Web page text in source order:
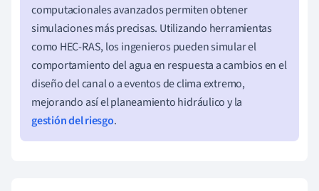
computacionales avanzados permiten obtener
simulaciones más precisas. Utilizando herramientas
como HEC-RAS, los ingenieros pueden simular el
comportamiento del agua en respuesta a cambios en el
diseño del canal o a eventos de clima extremo,
mejorando así el planeamiento hidráulico y la
gestión del riesgo.